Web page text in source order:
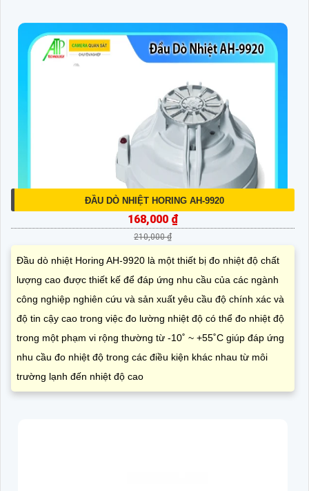
ĐẦU DÒ NHIỆT HORING AH-9920
168,000 ₫
210,000 ₫
Đầu dò nhiệt Horing AH-9920 là một thiết bị đo nhiệt độ chất
lượng cao được thiết kế để đáp ứng nhu cầu của các ngành
công nghiệp nghiên cứu và sản xuất yêu cầu độ chính xác và
độ tin cậy cao trong việc đo lường nhiệt độ có thể đo nhiệt độ
trong một phạm vi rộng thường từ -10˚ ~ +55˚C giúp đáp ứng
nhu cầu đo nhiệt độ trong các điều kiện khác nhau từ môi
trường lạnh đến nhiệt độ cao